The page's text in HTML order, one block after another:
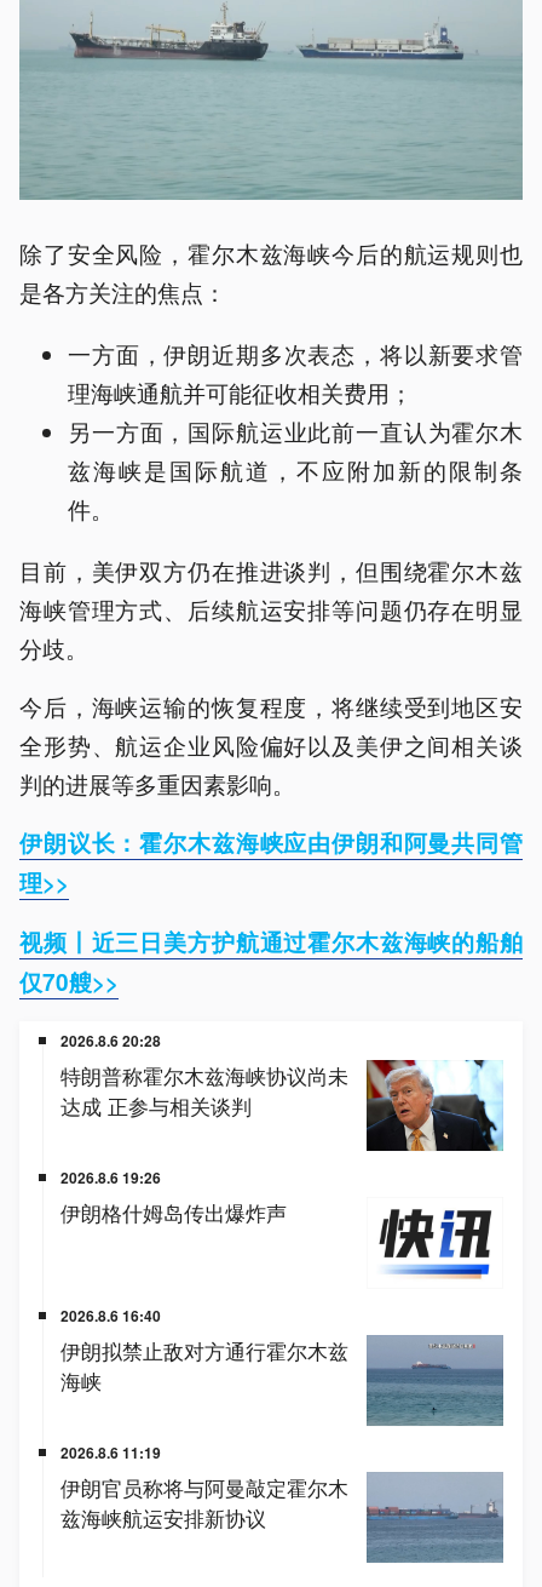
除了安全风险，霍尔木兹海峡今后的航运规则也
是各方关注的焦点：
一方面，伊朗近期多次表态，将以新要求管
理海峡通航并可能征收相关费用；
另一方面，国际航运业此前一直认为霍尔木
兹海峡是国际航道，不应附加新的限制条
件。
目前，美伊双方仍在推进谈判，但围绕霍尔木兹
海峡管理方式、后续航运安排等问题仍存在明显
分歧。
今后，海峡运输的恢复程度，将继续受到地区安
全形势、航运企业风险偏好以及美伊之间相关谈
判的进展等多重因素影响。
伊朗议长：霍尔木兹海峡应由伊朗和阿曼共同管
理>>
视频丨近三日美方护航通过霍尔木兹海峡的船舶
仅70艘>>